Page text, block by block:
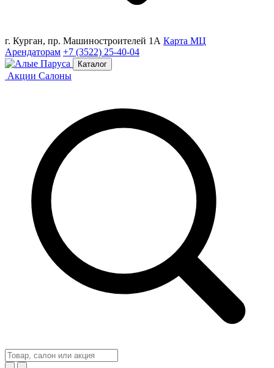
г. Курган, пр. Машиностроителей 1А Карта МЦ
Арендаторам +7 (3522) 25-40-04
Каталог
Акции Салоны